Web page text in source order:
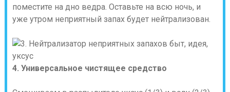
поместите на дно ведра. Оставьте на всю ночь, и
уже утром неприятный запах будет нейтрализован.
4. Универсальное чистящее средство